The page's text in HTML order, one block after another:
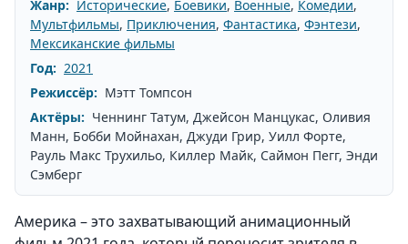
Жанр: Исторические, Боевики, Военные, Комедии,
Мультфильмы, Приключения, Фантастика, Фэнтези,
Мексиканские фильмы
Год: 2021
Режиссёр: Мэтт Томпсон
Актёры: Ченнинг Татум, Джейсон Манцукас, Оливия
Манн, Бобби Мойнахан, Джуди Грир, Уилл Форте,
Рауль Макс Трухильо, Киллер Майк, Саймон Пегг, Энди
Сэмберг
Америка – это захватывающий анимационный